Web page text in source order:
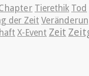
Tierethik Tod
der Zeit
X-Event Zeit